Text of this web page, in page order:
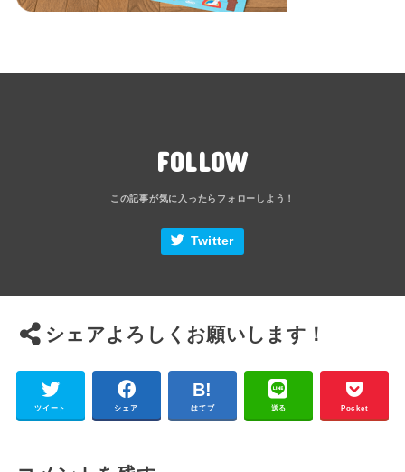
FOLLOW
Twitter
シェアよろしくお願いします！
ツイート シェア はてブ 送る Pocket